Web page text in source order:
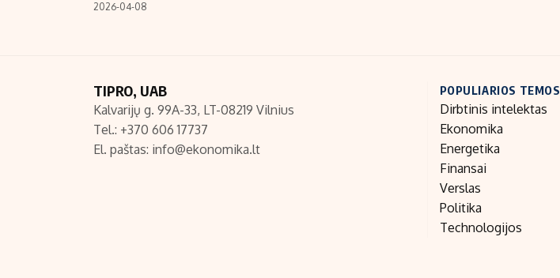
2026-04-08
TIPRO, UAB
Kalvarijų g. 99A-33, LT-08219 Vilnius
Tel.: +370 606 17737
El. paštas: info@ekonomika.lt
POPULIARIOS TEMOS
Dirbtinis intelektas
Ekonomika
Energetika
Finansai
Verslas
Politika
Technologijos